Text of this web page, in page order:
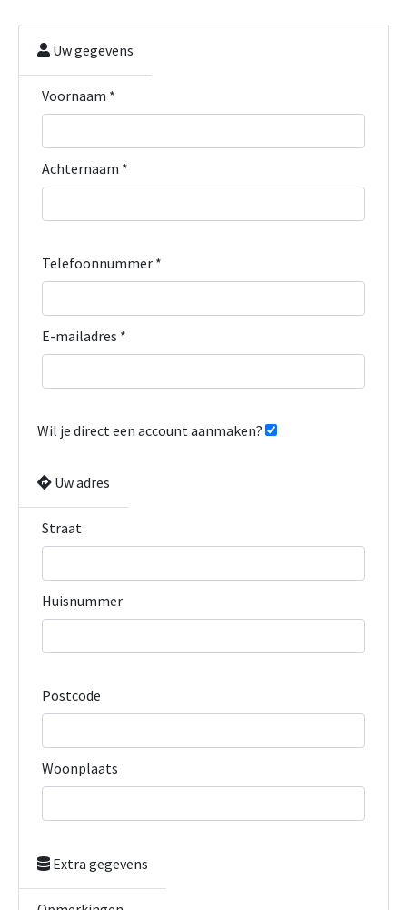
Uw gegevens
Voornaam *
Achternaam *
Telefoonnummer *
E-mailadres *
Wil je direct een account aanmaken?
Uw adres
Straat
Huisnummer
Postcode
Woonplaats
Extra gegevens